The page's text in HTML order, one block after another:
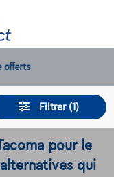
offerts
Filtrer (1)
pour le
qui